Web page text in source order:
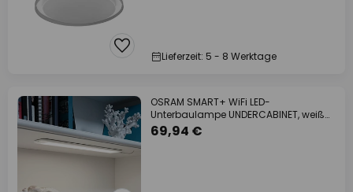
Lieferzeit: 5 - 8 Werktage
OSRAM SMART+ WiFi LED-
Unterbaulampe UNDERCABINET, weiß
50 cm
69,94 €